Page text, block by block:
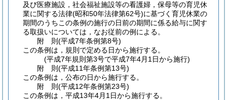
及び医療施設，社会福祉施設等の看護婦，保母等の育児休
業に関する法律(昭和50年法律第62号)に基づく育児休業の
期間のうちこの条例の施行の日前の期間に係る給与に関す
る取扱いについては，なお従前の例による。
附 則(平成7年条例第8号)
この条例は，規則で定める日から施行する。
(平成7年規則第3号で平成7年4月1日から施行)
附 則(平成11年条例第13号)
この条例は，公布の日から施行する。
附 則(平成12年条例第23号)
この条例は，平成13年4月1日から施行する。